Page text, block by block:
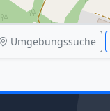
Umgebungssuche